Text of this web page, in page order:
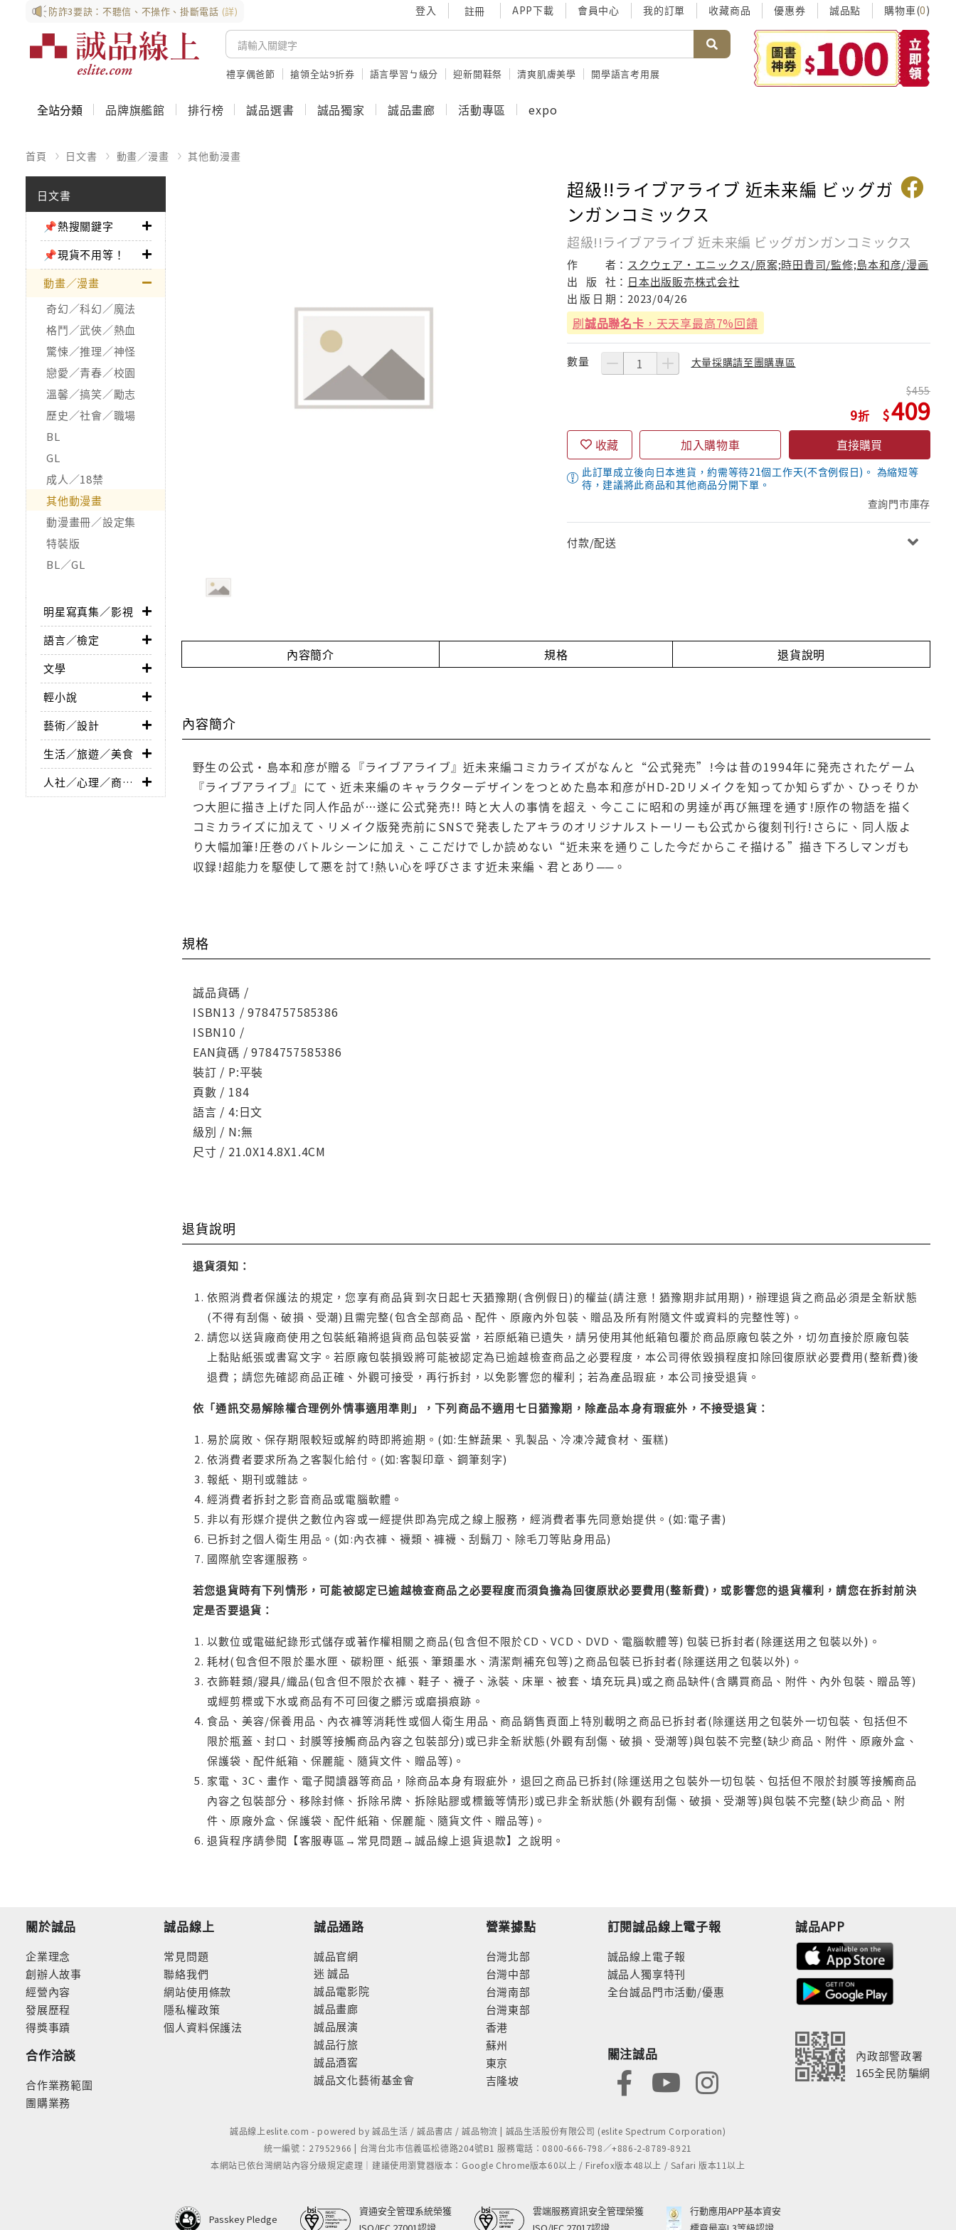
防詐3要訣：不聽信、不操作、掛斷電話 (詳) 登入 註冊 APP下載 會員中心 我的訂單 收藏商品 優惠券 誠品點 購物車(0)
禮享偶爸節 搶領全站9折券 語言學習ㄅ級分 迎新開鞋祭 清爽肌膚美學 開學語言考用展
全站分類 品牌旗艦館 排行榜 誠品選書 誠品獨家 誠品畫廊 活動專區 expo
首頁 日文書 動畫／漫畫 其他動漫畫
日文書
📌熱搜關鍵字
📌現貨不用等！
動畫／漫畫
奇幻／科幻／魔法
格鬥／武俠／熱血
驚悚／推理／神怪
戀愛／青春／校園
溫馨／搞笑／勵志
歷史／社會／職場
BL
GL
成人／18禁
其他動漫畫
動漫畫冊／設定集
特裝版
BL／GL
明星寫真集／影視
語言／檢定
文學
輕小說
藝術／設計
生活／旅遊／美食
人社／心理／商業／其他
超級!!ライブアライブ 近未来編 ビッグガ
ンガンコミックス
超級!!ライブアライブ 近未来編 ビッグガンガンコミックス
作 者： スクウェア・エニックス/原案;時田貴司/監修;島本和彦/漫画
出
版 社： 日本出版販売株式会社
出 版 日 期： 2023/04/26
刷誠品聯名卡 ，天天享最高7%回饋
數量 大量採購請至團購專區
9
455
409
收藏 加入購物車 直接購買
此訂單成立後向日本進貨，約需等待21個工作天(不含例假日)。 為縮短等
待，建議將此商品和其他商品分開下單。
查詢門市庫存
付款/配送
內容簡介 規格 退貨說明
內容簡介
野生の公式・島本和彦が贈る『ライブアライブ』近未来編コミカライズがなんと“公式発売”!今は昔の1994年に発売されたゲーム
『ライブアライブ』にて、近未来編のキャラクターデザインをつとめた島本和彦がHD-2Dリメイクを知ってか知らずか、ひっそりか
つ大胆に描き上げた同人作品が…遂に公式発売!! 時と大人の事情を超え、今ここに昭和の男達が再び無理を通す!原作の物語を描く
コミカライズに加えて、リメイク版発売前にSNSで発表したアキラのオリジナルストーリーも公式から復刻刊行!さらに、同人版よ
り大幅加筆!圧巻のバトルシーンに加え、ここだけでしか読めない“近未来を通りこした今だからこそ描ける”描き下ろしマンガも
収録!超能力を駆使して悪を討て!熱い心を呼びさます近未来編、君とあり──。
規格
誠品貨碼 /
ISBN13 / 9784757585386
ISBN10 /
EAN貨碼 / 9784757585386
裝訂 / P:平裝
頁數 / 184
語言 / 4:日文
級別 / N:無
尺寸 / 21.0X14.8X1.4CM
退貨說明
退貨須知：
依照消費者保護法的規定，您享有商品貨到次日起七天猶豫期(含例假日)的權益(請注意！猶豫期非試用期)，辦理退貨之商品必須是全新狀態
(不得有刮傷、破損、受潮)且需完整(包含全部商品、配件、原廠內外包裝、贈品及所有附隨文件或資料的完整性等)。
請您以送貨廠商使用之包裝紙箱將退貨商品包裝妥當，若原紙箱已遺失，請另使用其他紙箱包覆於商品原廠包裝之外，切勿直接於原廠包裝
上黏貼紙張或書寫文字。若原廠包裝損毀將可能被認定為已逾越檢查商品之必要程度，本公司得依毀損程度扣除回復原狀必要費用(整新費)後
退費；請您先確認商品正確、外觀可接受，再行拆封，以免影響您的權利；若為產品瑕疵，本公司接受退貨。
依「通訊交易解除權合理例外情事適用準則」，下列商品不適用七日猶豫期，除產品本身有瑕疵外，不接受退貨：
易於腐敗、保存期限較短或解約時即將逾期。(如:生鮮蔬果、乳製品、冷凍冷藏食材、蛋糕)
依消費者要求所為之客製化給付。(如:客製印章、鋼筆刻字)
報紙、期刊或雜誌。
經消費者拆封之影音商品或電腦軟體。
非以有形媒介提供之數位內容或一經提供即為完成之線上服務，經消費者事先同意始提供。(如:電子書)
已拆封之個人衛生用品。(如:內衣褲、襪類、褲襪、刮鬍刀、除毛刀等貼身用品)
國際航空客運服務。
若您退貨時有下列情形，可能被認定已逾越檢查商品之必要程度而須負擔為回復原狀必要費用(整新費)，或影響您的退貨權利，請您在拆封前決
定是否要退貨：
以數位或電磁紀錄形式儲存或著作權相關之商品(包含但不限於CD、VCD、DVD、電腦軟體等) 包裝已拆封者(除運送用之包裝以外)。
耗材(包含但不限於墨水匣、碳粉匣、紙張、筆類墨水、清潔劑補充包等)之商品包裝已拆封者(除運送用之包裝以外)。
衣飾鞋類/寢具/織品(包含但不限於衣褲、鞋子、襪子、泳裝、床單、被套、填充玩具)或之商品缺件(含購買商品、附件、內外包裝、贈品等)
或經剪標或下水或商品有不可回復之髒污或磨損痕跡。
食品、美容/保養用品、內衣褲等消耗性或個人衛生用品、商品銷售頁面上特別載明之商品已拆封者(除運送用之包裝外一切包裝、包括但不
限於瓶蓋、封口、封膜等接觸商品內容之包裝部分)或已非全新狀態(外觀有刮傷、破損、受潮等)與包裝不完整(缺少商品、附件、原廠外盒、
保護袋、配件紙箱、保麗龍、隨貨文件、贈品等)。
家電、3C、畫作、電子閱讀器等商品，除商品本身有瑕疵外，退回之商品已拆封(除運送用之包裝外一切包裝、包括但不限於封膜等接觸商品
內容之包裝部分、移除封條、拆除吊牌、拆除貼膠或標籤等情形)或已非全新狀態(外觀有刮傷、破損、受潮等)與包裝不完整(缺少商品、附
件、原廠外盒、保護袋、配件紙箱、保麗龍、隨貨文件、贈品等)。
退貨程序請參閱【客服專區→常見問題→誠品線上退貨退款】之說明。
關於誠品
企業理念
創辦人故事
經營內容
發展歷程
得獎事蹟
合作洽談
合作業務範圍
團購業務
誠品線上
常見問題
聯絡我們
網站使用條款
隱私權政策
個人資料保護法
誠品通路
誠品官網
迷 誠品
誠品電影院
誠品畫廊
誠品展演
誠品行旅
誠品酒窖
誠品文化藝術基金會
營業據點
台灣北部
台灣中部
台灣南部
台灣東部
香港
蘇州
東京
吉隆坡
訂閱誠品線上電子報
誠品線上電子報
誠品人獨享特刊
全台誠品門市活動/優惠
關注誠品
誠品APP
內政部警政署
165全民防騙網
誠品線上eslite.com - powered by 誠品生活 / 誠品書店 / 誠品物流 | 誠品生活股份有限公司 (eslite Spectrum Corporation)
統一編號：27952966 | 台灣台北市信義區松德路204號B1 服務電話：0800-666-798／+886-2-8789-8921
本網站已依台灣網站內容分級規定處理｜建議使用瀏覽器版本：Google Chrome版本60以上 / Firefox版本48以上 / Safari 版本11以上
Passkey Pledge
資通安全管理系統榮獲
雲端服務資訊安全管理榮獲
行動應用APP基本資安